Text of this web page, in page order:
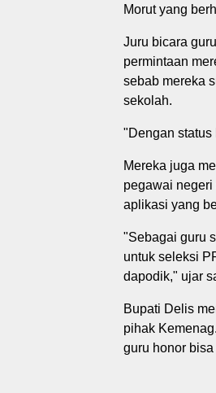
Morut yang
Juru bicara
permintaan
sebab mereka
sekolah.
"Dengan status
Mereka juga
pegawai
aplikasi yang
"Sebagai guru
untuk seleksi
dapodik," ujar
Bupati Delis
pihak
guru honor